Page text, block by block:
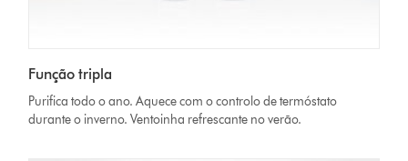
Função tripla
Purifica todo o ano. Aquece com o controlo de termóstato
durante o inverno. Ventoinha refrescante no verão.